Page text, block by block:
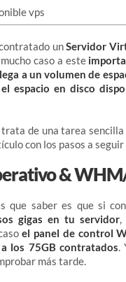
unServidor
caso a este
a un volumen de
espacio en disco
de una tarea
con los pasos a
&
que saber es que si
gigas en tu servidor,
el panel de control
los 75GB contratados.
más tarde.